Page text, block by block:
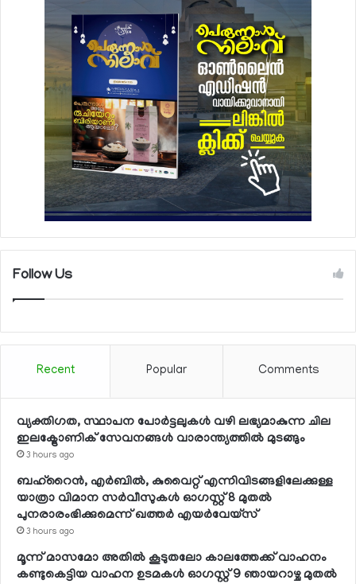
Follow Us
Recent Popular Comments
വ്യക്തിഗത, സ്ഥാപന പോര്‍ട്ടലുകള്‍ വഴി ലഭ്യമാകുന്ന ചില
ഇലക്ട്രോണിക് സേവനങ്ങള്‍ വാരാന്ത്യത്തില്‍ മുടങ്ങും
3 hours ago
ബഹ്റൈന്‍, എര്‍ബില്‍, കുവൈറ്റ് എന്നിവിടങ്ങളിലേക്കുള്ള
യാത്രാ വിമാന സര്‍വീസുകള്‍ ഓഗസ്റ്റ് 8 മുതല്‍
പുനരാരംഭിക്കുമെന്ന് ഖത്തര്‍ എയര്‍വേയ്സ്
3 hours ago
മൂന്ന് മാസമോ അതില്‍ കൂടുതലോ കാലത്തേക്ക് വാഹനം
കണ്ടുകെട്ടിയ വാഹന ഉടമകള്‍ ഓഗസ്റ്റ് 9 ഞായറാഴ്ച മുതല്‍